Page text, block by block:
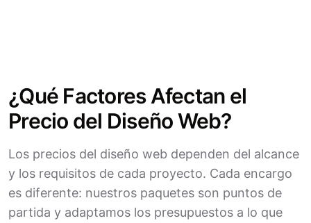
¿Qué Factores Afectan el
Precio del Diseño Web?
Los precios del diseño web dependen del alcance
y los requisitos de cada proyecto. Cada encargo
es diferente: nuestros paquetes son puntos de
partida y adaptamos los presupuestos a lo que